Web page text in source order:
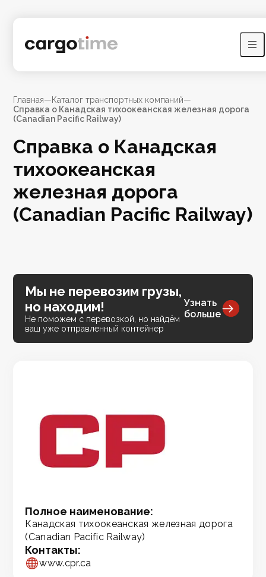
Главная—Каталог транспортных компаний—
Справка о Канадская тихоокеанская железная дорога
(Canadian Pacific Railway)
Справка о Канадская
тихоокеанская
железная дорога
(Canadian Pacific Railway)
Полное наименование:
Канадская тихоокеанская железная дорога
(Canadian Pacific Railway)
Контакты:
www.cpr.ca
Мы не перевозим грузы,
но находим!
Не поможем с перевозкой, но найдём
ваш уже отправленный контейнер
Узнать
больше